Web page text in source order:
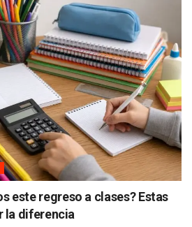
este regreso a clases? Estas
la diferencia